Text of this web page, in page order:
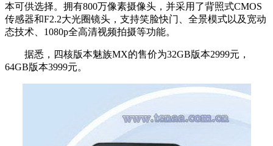
本可供选择。拥有800万像素摄像头，并采用了背照式CMOS
传感器和F2.2大光圈镜头，支持笑脸快门、全景模式以及宽动
态技术、1080p全高清视频拍摄等功能。
据悉，四核版本魅族MX的售价为32GB版本2999元，
64GB版本3999元。